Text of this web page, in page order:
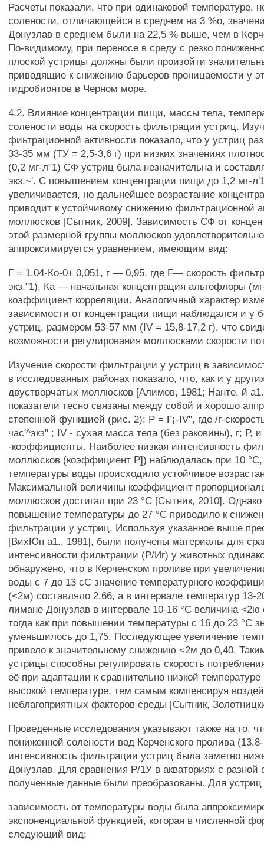
Расчеты показали, что при одинаковой температуре,
солености, отличающейся в среднем на 3 %о,
Донузлав в среднем были на 22,5 % выше, чем в
По-видимому, при переносе в среду с резко
плоской устрицы должны были произойти
приводящие к снижению барьеров проницаемости у
гидробионтов в Черном море.
4.2. Влияние концентрации пищи, массы тела,
солености воды на скорость фильтрации устриц.
фиьтрационной активности показало, что у устриц
33-35 мм (ТУ = 2,5-3,6 г) при низких значениях
(0,2 мг-л"1) СФ устриц была незначительна и
экз.~'. С повышением концентрации пищи до 1,2 мг-
увеличивается, но дальнейшее возрастание
приводит к устойчивому снижению фильтрационной
моллюсков [Сытник, 2009]. Зависимость СФ от
этой размерной группы моллюсков удовлетворительно
аппроксимируется уравнением, имеющим вид:
Г = 1,04-Ко-0± 0,051, г — 0,95, где F— скорость
экз."1), Ка — начальная концентрация альгофлоры
коэффициент корреляции. Аналогичный характер
зависимости от концентрации пищи наблюдался и у
устриц, размером 53-57 мм (IV = 15,8-17,2 г), что
возможности регулирования моллюсками скорости
Изучение скорости фильтрации у устриц в
в исследованных районах показало, что, как и у
двустворчатых моллюсков [Алимов, 1981; Нанте, й
показатели тесно связаны между собой и хорошо
степенной функцией (рис. 2): Р = Г¡-IV", где /г-
час'^экз" ; IV - сухая масса тела (без раковины), г; Р,
-коэффициенты. Наиболее низкая интенсивность
моллюсков (коэффициент Р]) наблюдалась при 10
температуры воды происходило устойчивое
Максимальной величины коэффициент
моллюсков достигал при 23 °С [Сытник, 2010].
повышение температуры до 27 °С приводило к
фильтрации у устриц. Используя указанное выше
[ВихЮп а1., 1981], были получены материалы для
интенсивности фильтрации (Р/Иг) у животных
обнаружено, что в Керченском проливе при
воды с 7 до 13 сС значение температурного
(<2м) составляло 2,66, а в интервале температур 13-
лимане Донузлав в интервале 10-16 °С величина <2ю
тогда как при повышении температуры с 16 до 23 °С
уменьшилось до 1,75. Последующее увеличение
привело к значительному снижению <2м до 0,40.
устрицы способны регулировать скорость
её при адаптации к сравнительно низкой
высокой температуре, тем самым компенсируя
неблагоприятных факторов среды [Сытник,
Проведенные исследования указывают также на то,
пониженной солености вод Керченского пролива
интенсивность фильтрации устриц была заметно
Донузлав. Для сравнения Р/1У в акваториях с разной
полученные данные были преобразованы. Для
зависимость от температуры воды была
экспоненциальной функцией, которая в численной
следующий вид: